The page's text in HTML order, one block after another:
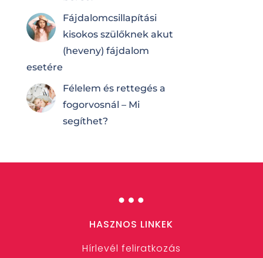
Fájdalomcsilla­pí­tá­si
kisokos szülőknek akut
(heveny) fájdalom
esetére
Félelem és rettegés a
fogorvosnál – Mi
segíthet?
…
HASZNOS LINKEK
Hírlevél feliratkozás